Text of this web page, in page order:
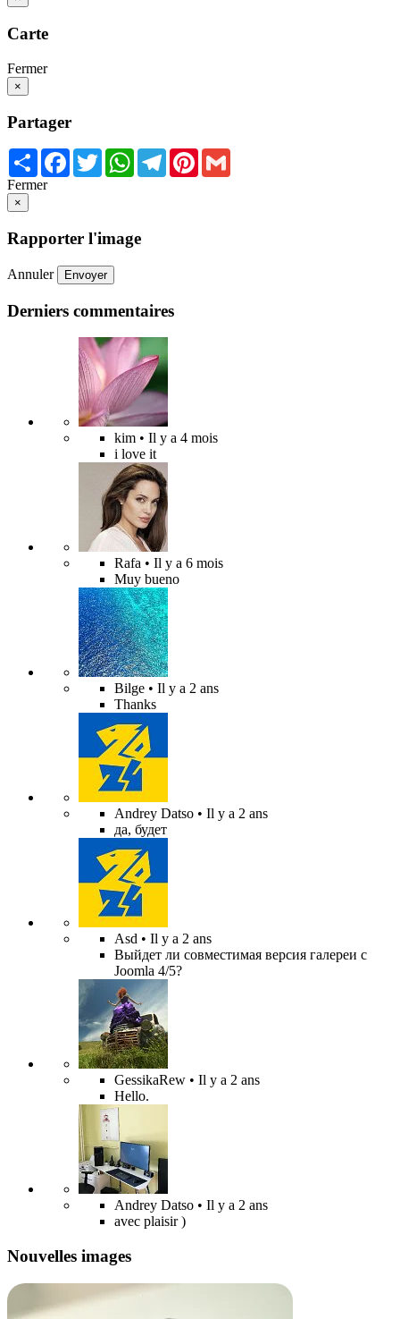
Carte
Fermer
×
Partager
Share Facebook
TwitterWhatsApp
TelegramPinterest
Fermer
×
Rapporter l'image
Annuler Envoyer
Derniers commentaires
kim • Il y a 4 mois
i love it
Rafa • Il y a 6 mois
Muy bueno
Bilge • Il y a 2 ans
Thanks
Andrey Datso • Il y a 2 ans
да, будет
Asd • Il y a 2 ans
Выйдет ли совместимая версия галереи с
Joomla 4/5?
GessikaRew • Il y a 2 ans
Hello.
Andrey Datso • Il y a 2 ans
avec plaisir )
Nouvelles images